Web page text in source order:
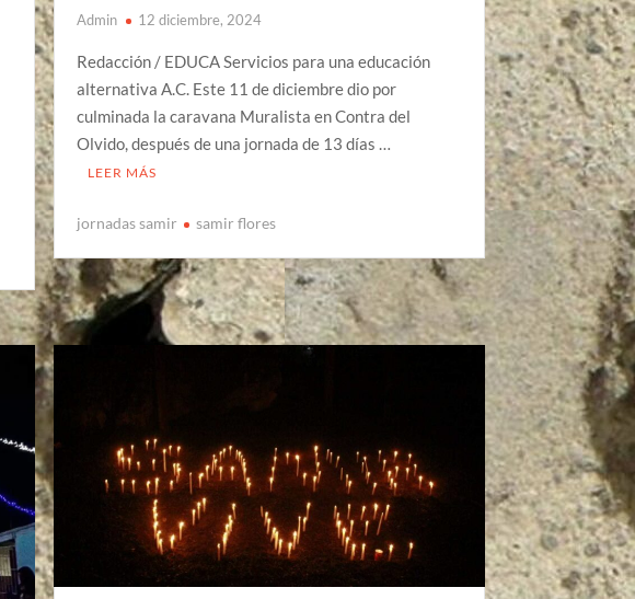
Admin 12 diciembre, 2024
Redacción / EDUCA Servicios para una educación
alternativa A.C. Este 11 de diciembre dio por
culminada la caravana Muralista en Contra del
Olvido, después de una jornada de 13 días …
LEER MÁS
jornadas samir samir flores